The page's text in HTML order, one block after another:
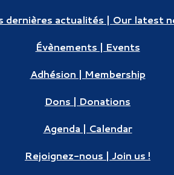
dernières actualités | Our latest
Évènements | Events
Adhésion | Membership
Dons | Donations
Agenda | Calendar
Rejoignez-nous | Join us !